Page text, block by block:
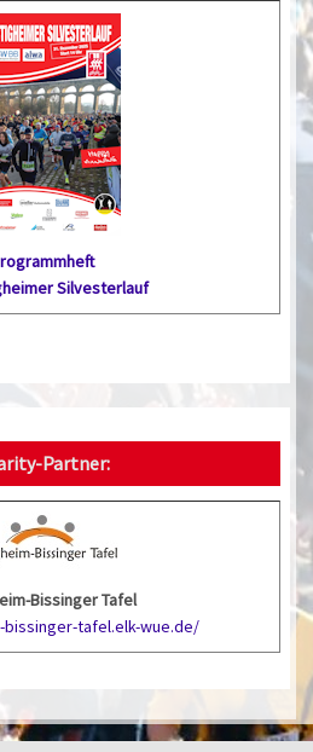
Silvester­lauf
Partner:
Bissinger Tafel
bissinger-tafel.elk-wue.de/